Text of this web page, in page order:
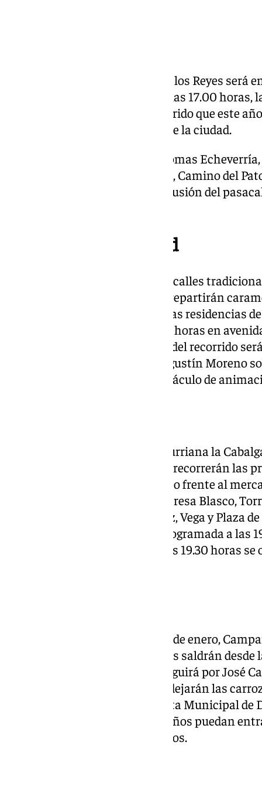
En este distrito el pasacalles de los Reyes será
Desde el CEIP Eduardo Ocón, a las 17.00
caramelos y regalos en un recorrido que este
1.300 personas y 27 colectivos de la ciudad.
El recorrido será el siguiente: Tomas
Frigiliana, Realenga de San Luis, Camino del
calle Unión Mercantil. La conclusión del
Teatinos-Universidad
Los Reyes Magos harán su pasacalles
calles de Teatinos, a cuyo paso repartirán
pequeños. Los Reyes visitarán las residencias
posteriormente, sobre las 17.00 horas en
arrancará la Cabalgata. El final del recorrido
explanada de la calle Decano Agustín Moreno
tendrá lugar también un espectáculo de
Al igual que en el Centro, en Churriana la
las 17.30 horas. Sus Majestades recorrerán
partiendo desde el aparcamiento frente al
por las calles Camino Nuevo, Teresa Blasco,
Enrique Van Dulken, Monsálvez, Vega y Plaza
al finalizar la cabalgata, esta programada a las
roscones y chocolate donde a las 19.30 horas
A las 17.00 horas del domingo 5 de enero,
Cabalgata de Reyes. Las carrozas saldrán
CEIP Francisco de Quevedo y seguirá por José
Jacob. En este punto los Reyes dejarán las
hasta llegar al edificio de la Junta Municipal
espacio para que los más pequeños puedan
los Reyes y recibir algunos regalos.